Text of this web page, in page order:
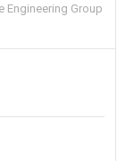
Engineering Group